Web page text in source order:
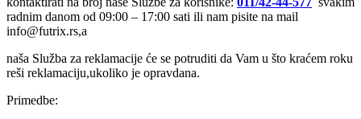
radnim danom od 09:00 – 17:00 sati ili nam pisite na mail
info@futrix.rs,a
naša Služba za reklamacije će se potruditi da Vam u što kraćem roku
reši reklamaciju,ukoliko je opravdana.
Primedbe: